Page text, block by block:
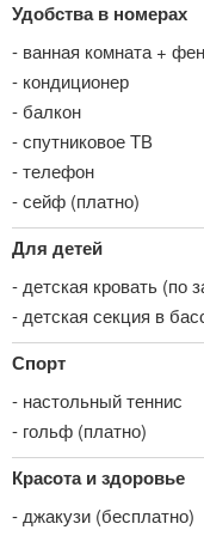
Удобства в номерах
- ванная комната + фен
- кондиционер
- балкон
- спутниковое ТВ
- телефон
- сейф (платно)
Для детей
- детская кровать (по
- детская секция в
Спорт
- настольный теннис
- гольф (платно)
Красота и здоровье
- джакузи (бесплатно)